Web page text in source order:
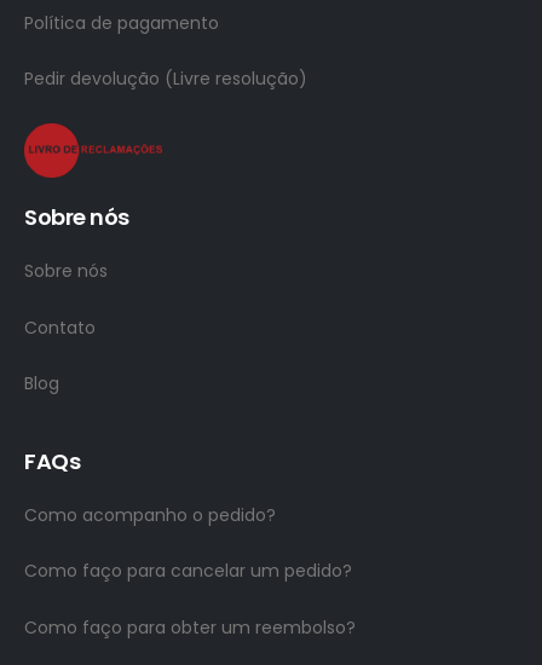
Política de pagamento
Pedir devolução (Livre resolução)
Sobre nós
Sobre nós
Contato
Blog
FAQs
Como acompanho o pedido?
Como faço para cancelar um pedido?
Como faço para obter um reembolso?